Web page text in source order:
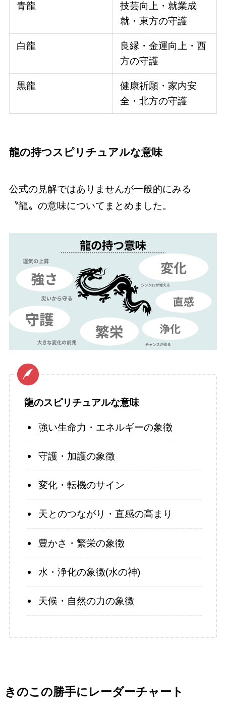
青龍
技芸向上・就業成
就・東方の守護
白龍
良縁・金運向上・西
方の守護
黒龍
健康祈願・家内安
全・北方の守護
龍の持つスピリチュアルな意味
公式の見解ではありませんが一般的にみる
〝龍〟の意味についてまとめました。
龍のスピリチュアルな意味
強い生命力・エネルギーの象徴
守護・加護の象徴
変化・転機のサイン
天とのつながり・直感の高まり
豊かさ・繁栄の象徴
水・浄化の象徴(水の神)
天候・自然の力の象徴
きのこの勝手にレーダーチャート